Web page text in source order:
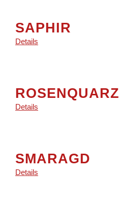
SAPHIR
Details
ROSENQUARZ
Details
SMARAGD
Details